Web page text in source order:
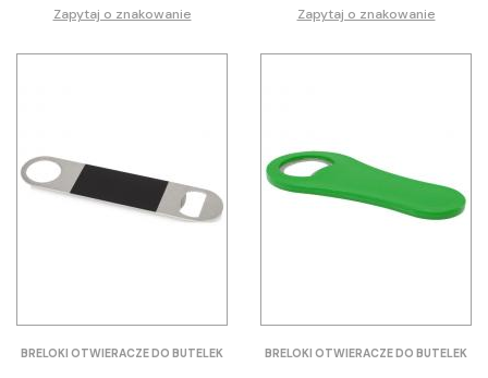
Zapytaj o znakowanie Zapytaj o znakowanie
BRELOKI OTWIERACZE DO BUTELEK BRELOKI OTWIERACZE DO BUTELEK